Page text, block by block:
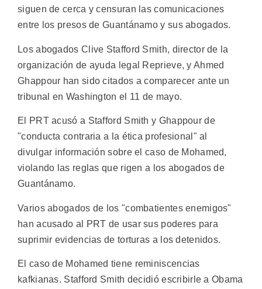
siguen de cerca y censuran las comunicaciones
entre los presos de Guantánamo y sus abogados.
Los abogados Clive Stafford Smith, director de la
organización de ayuda legal Reprieve, y Ahmed
Ghappour han sido citados a comparecer ante un
tribunal en Washington el 11 de mayo.
El PRT acusó a Stafford Smith y Ghappour de
"conducta contraria a la ética profesional" al
divulgar información sobre el caso de Mohamed,
violando las reglas que rigen a los abogados de
Guantánamo.
Varios abogados de los "combatientes enemigos"
han acusado al PRT de usar sus poderes para
suprimir evidencias de torturas a los detenidos.
El caso de Mohamed tiene reminiscencias
kafkianas. Stafford Smith decidió escribirle a Obama